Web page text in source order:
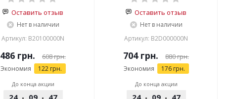
Оставить отзыв
Нет в наличии
Артикул: B20100000N
486 грн. 608 грн.
Экономия 122 грн.
До конца акции
24 09 47
Оставить отзыв
Нет в наличии
Артикул: B2D000000N
704 грн. 880 грн.
Экономия 176 грн.
До конца акции
24 09 47